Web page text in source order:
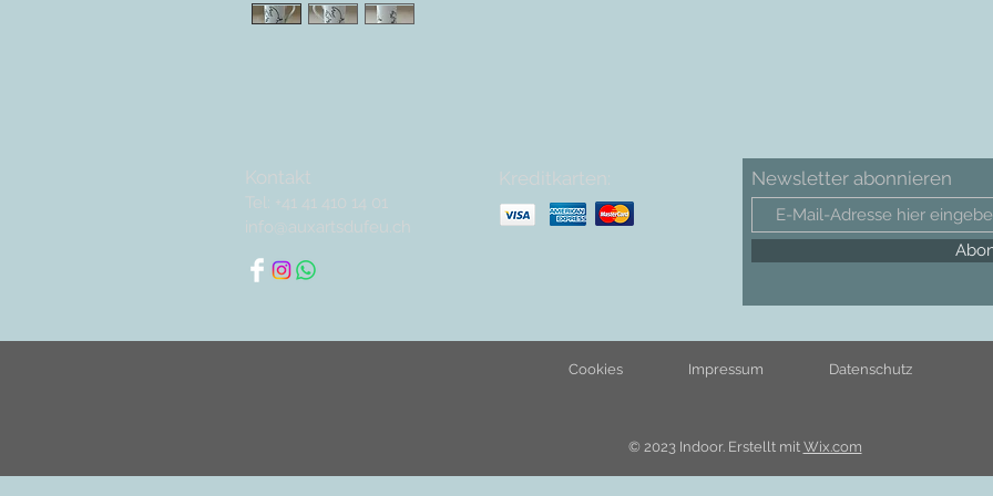
Kontakt
Tel: +41 41 410 14 01
info@auxartsdufeu.ch
Kreditkarten: Newsletter abonnieren
Cookies Impressum Datenschutz
© 2023 Indoor. Erstellt mit Wix.com